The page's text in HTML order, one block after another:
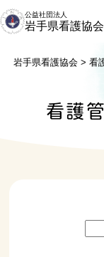
公益社団法人
岩手県看護協会
岩手県看護協会 >看
看護管